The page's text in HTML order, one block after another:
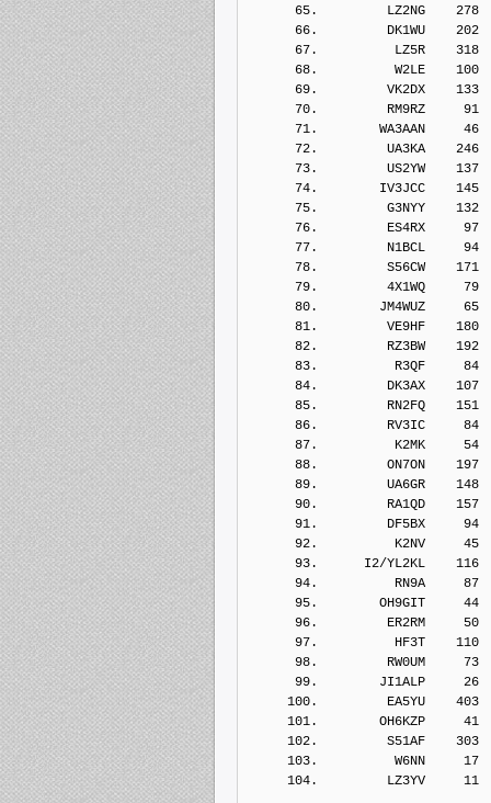
65.         LZ2NG    278
66.         DK1WU    202
67.          LZ5R    318
68.          W2LE    100
69.         VK2DX    133
70.         RM9RZ     91
71.        WA3AAN     46
72.         UA3KA    246
73.         US2YW    137
74.        IV3JCC    145
75.         G3NYY    132
76.         ES4RX     97
77.         N1BCL     94
78.         S56CW    171
79.         4X1WQ     79
80.        JM4WUZ     65
81.         VE9HF    180
82.         RZ3BW    192
83.          R3QF     84
84.         DK3AX    107
85.         RN2FQ    151
86.         RV3IC     84
87.          K2MK     54
88.         ON7ON    197
89.         UA6GR    148
90.         RA1QD    157
91.         DF5BX     94
92.          K2NV     45
93.      I2/YL2KL    116
94.          RN9A     87
95.        OH9GIT     44
96.         ER2RM     50
97.          HF3T    110
98.         RW0UM     73
99.        JI1ALP     26
100.         EA5YU    403
101.        OH6KZP     41
102.         S51AF    303
103.          W6NN     17
104.         LZ3YV     11